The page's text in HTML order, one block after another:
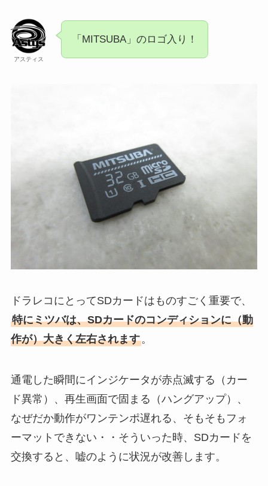
アスティス
「MITSUBA」のロゴ入り！
ドラレコにとってSDカードはものすごく重要で、
特にミツバは、SDカードのコンディションに（動
作が）大きく左右されます。
通電した瞬間にインジケータが赤点滅する（カー
ド異常）、再生画面で固まる（ハングアップ）、
なぜだか動作がワンテンポ遅れる、そもそもフォ
ーマットできない・・そういった時、SDカードを
交換すると、嘘のように状況が改善します。